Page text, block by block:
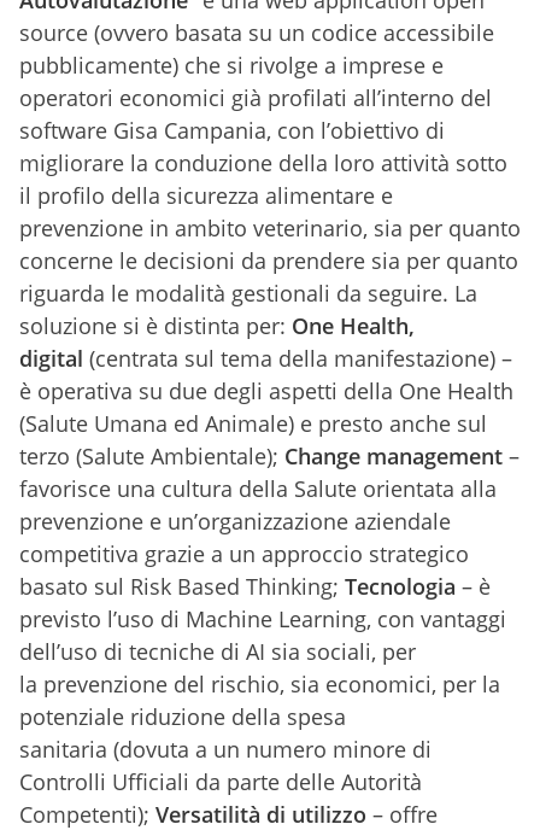
source (ovvero basata su un codice accessibile
pubblicamente) che si rivolge a imprese e
operatori economici già profilati all’interno del
software Gisa Campania, con l’obiettivo di
migliorare la conduzione della loro attività sotto
il profilo della sicurezza alimentare e
prevenzione in ambito veterinario, sia per quanto
concerne le decisioni da prendere sia per quanto
riguarda le modalità gestionali da seguire. La
soluzione si è distinta per: One Health,
digital (centrata sul tema della manifestazione) –
è operativa su due degli aspetti della One Health
(Salute Umana ed Animale) e presto anche sul
terzo (Salute Ambientale); Change management –
favorisce una cultura della Salute orientata alla
prevenzione e un’organizzazione aziendale
competitiva grazie a un approccio strategico
basato sul Risk Based Thinking; Tecnologia – è
previsto l’uso di Machine Learning, con vantaggi
dell’uso di tecniche di AI sia sociali, per
la prevenzione del rischio, sia economici, per la
potenziale riduzione della spesa
sanitaria (dovuta a un numero minore di
Controlli Ufficiali da parte delle Autorità
Competenti); Versatilità di utilizzo – offre